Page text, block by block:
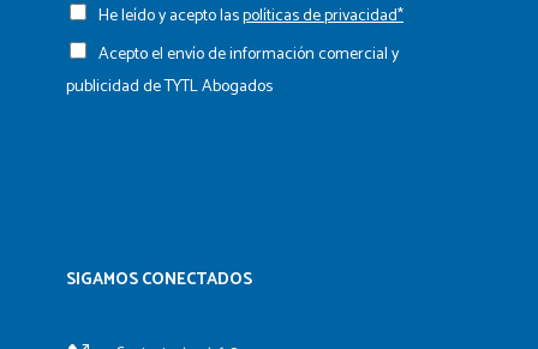
He leído y acepto laspolíticas de privacidad*
Acepto el envío de información comercial y
publicidad de TYTL Abogados
SIGAMOS CONECTADOS​